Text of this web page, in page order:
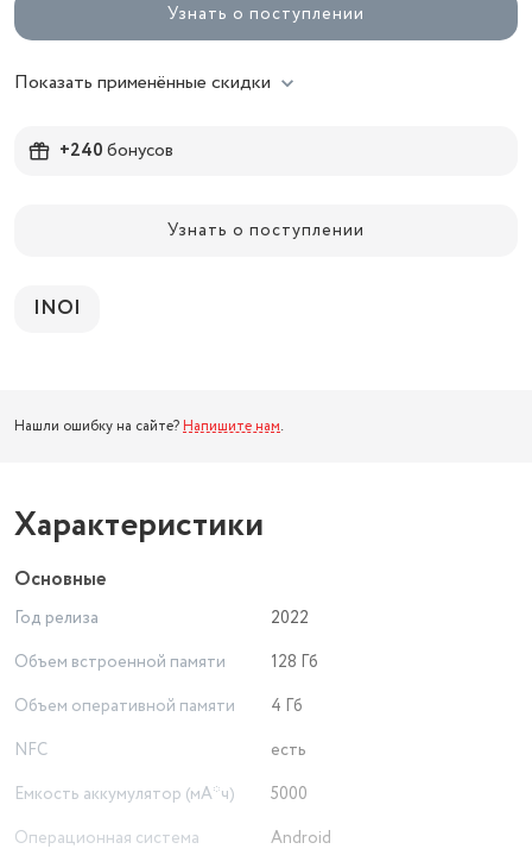
Узнать о поступлении
Показать применённые скидки
+240бонусов
Узнать о поступлении
INOI
Нашли ошибку на сайте? Напишите нам.
Характеристики
Основные
Год релиза
2022
Объем встроенной памяти
128 Гб
Объем оперативной памяти
4 Гб
NFC
есть
Емкость аккумулятор (мА*ч)
5000
Операционная система
Android